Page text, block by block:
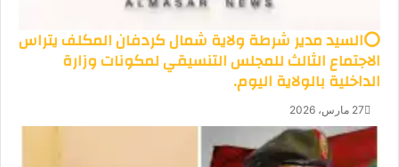
⭕السيد مدير شرطة ولاية شمال كردفان المكلف يتراس
الاجتماع الثالث للمجلس التنسيقي لمكونات وزارة
الداخلية بالولاية اليوم.
27 مارس، 2026